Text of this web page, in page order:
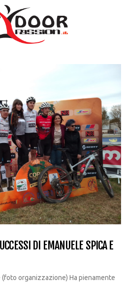
DI EMANUELE SPICA E
(foto organizzazione) Ha pienamente